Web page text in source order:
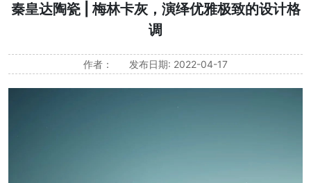
秦皇达陶瓷 | 梅林卡灰，演绎优雅极致的设计格
调
作者： 发布日期: 2022-04-17